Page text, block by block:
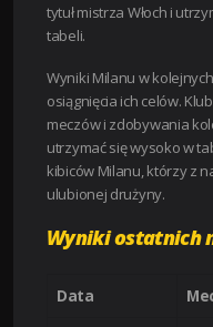
tytuł mistrza Włoch i
tabeli.
Wyniki Milanu w
osiągnięcia ich celów.
meczów i zdobywania
utrzymać się wysoko w
kibiców Milanu, którzy z
ulubionej drużyny.
Wyniki ostatnich
Data